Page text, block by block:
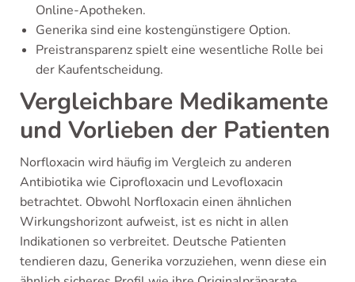
Online-Apotheken.
Generika sind eine kostengünstigere Option.
Preistransparenz spielt eine wesentliche Rolle bei
der Kaufentscheidung.
Vergleichbare Medikamente
und Vorlieben der Patienten
Norfloxacin wird häufig im Vergleich zu anderen
Antibiotika wie Ciprofloxacin und Levofloxacin
betrachtet. Obwohl Norfloxacin einen ähnlichen
Wirkungshorizont aufweist, ist es nicht in allen
Indikationen so verbreitet. Deutsche Patienten
tendieren dazu, Generika vorzuziehen, wenn diese ein